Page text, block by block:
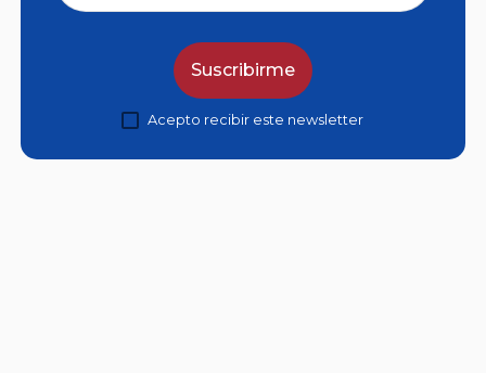
Suscribirme
Acepto recibir este newsletter